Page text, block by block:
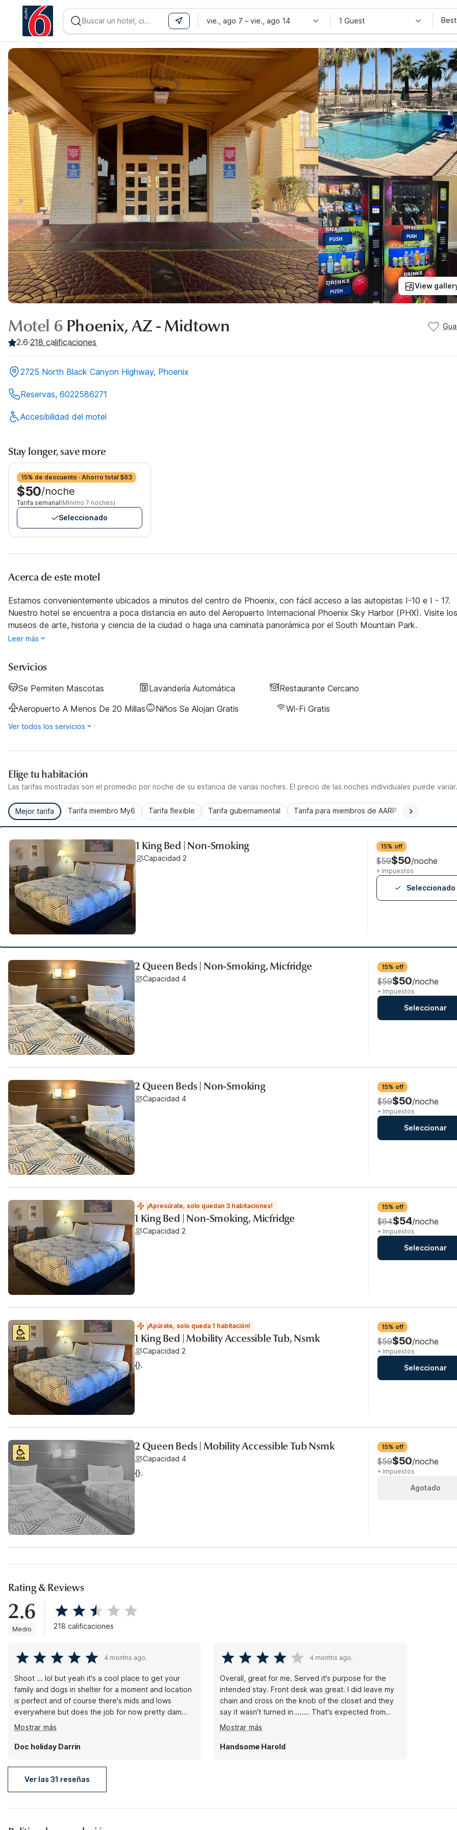
WIZARD MEMBER
vie., ago 7 – vie., ago 14 1 Guest
View
Motel 6 Phoenix, AZ - Midtown
2.6·218 calificaciones
2725 North Black Canyon Highway, Phoenix
Reservas, 6022586271
Accesibilidad del motel
Stay longer, save more
15% de descuento · Ahorro total $63
$50/noche
Tarifa semanal(Mínimo 7 noches)
Seleccionado
Acerca de este motel
Estamos convenientemente ubicados a minutos del centro de Phoenix, con fácil acceso a las autopistas I-10 e I - 17.
Nuestro hotel se encuentra a poca distancia en auto del Aeropuerto Internacional Phoenix Sky Harbor (PHX). Visite los
museos de arte, historia y ciencia de la ciudad o haga una caminata panorámica por el South Mountain Park.
Leer más
Servicios
Se Permiten Mascotas Lavandería Automática
Restaurante Cercano
Aeropuerto A Menos De 20 Millas
Niños Se Alojan Gratis Wi-Fi Gratis
Ver todos los servicios
Elige tu habitación
Las tarifas mostradas son el promedio por noche de su estancia de varias noches. El precio de las noches individuales puede variar.
Mejor tarifa Tarifa miembro My6 Tarifa flexible Tarifa gubernamental Tarifa para miembros de AARP
1 King Bed | Non-Smoking
Capacidad 2
15% off
$59$50/noche
+ Impuestos
Seleccionado
2 Queen Beds | Non-Smoking, Micfridge
Capacidad 4
15% off
$59$50/noche
+ Impuestos
Seleccionar
2 Queen Beds | Non-Smoking
Capacidad 4
15% off
$59$50/noche
+ Impuestos
Seleccionar
¡Apresúrate, solo quedan 3 habitaciones!
1 King Bed | Non-Smoking, Micfridge
Capacidad 2
15% off
$64$54/noche
+ Impuestos
Seleccionar
¡Apúrate, solo queda 1 habitación!
1 King Bed | Mobility Accessible Tub, Nsmk
Capacidad 2
{}.
15% off
$59$50/noche
+ Impuestos
Seleccionar
2 Queen Beds | Mobility Accessible Tub Nsmk
Capacidad 4
{}.
15% off
$59$50/noche
+ Impuestos
Agotado
Rating & Reviews
2.6
Medio 218 calificaciones
4 months ago.
Shoot ... lol but yeah it's a cool place to get your
family and dogs in shelter for a moment and location
is perfect and of course there's mids and lows
everywhere but does the job for now pretty dam
quiet to me here
Mostrar más
Doc holiday Darrin
4 months ago.
Overall, great for me. Served it's purpose for the
intended stay. Front desk was great. I did leave my
chain and cross on the knob of the closet and they
say it wasn't turned in........ That's expected from
most people in that area!!!!!!!
Mostrar más
Handsome Harold
Ver las 31 reseñas